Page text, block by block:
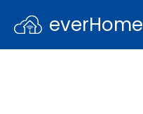
everHome